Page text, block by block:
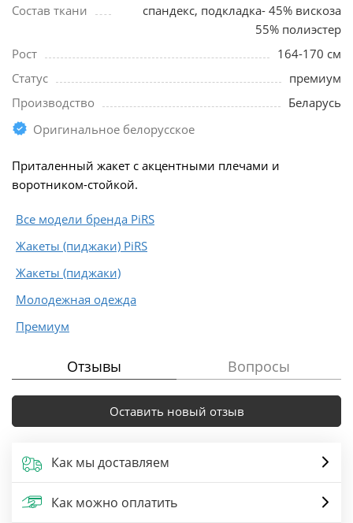
Состав ткани
спандекс, подкладка- 45% вискоза
55% полиэстер
Рост
164-170 см
Статус
премиум
Производство
Беларусь
Оригинальное белорусское
Приталенный жакет с акцентными плечами и
воротником-стойкой.
Все модели бренда PiRS
Жакеты (пиджаки) PiRS
Жакеты (пиджаки)
Молодежная одежда
Премиум
Отзывы Вопросы
Оставить новый отзыв
Как мы доставляем
Как можно оплатить